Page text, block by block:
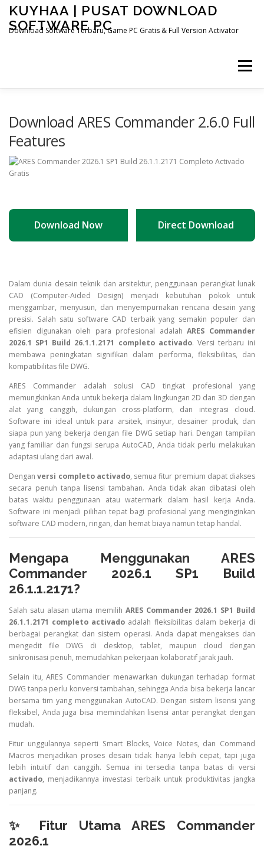
Skip
content
KUYHAA | PUSAT DOWNLOAD
SOFTWARE PC
Download Software Terbaru, Game PC Gratis & Full Version Activator
Menu
Download ARES Commander 2.6.0 Full
Features
Download Now Direct Download
Dalam dunia desain teknik dan arsitektur, penggunaan perangkat lunak
CAD (Computer-Aided Design) menjadi kebutuhan pokok untuk
menggambar, menyusun, dan menyempurnakan rencana desain yang
presisi. Salah satu software CAD terbaik yang semakin populer dan
efisien digunakan oleh para profesional adalahARES Commander
2026.1 SP1 Build 26.1.1.2171 completo activado. Versi terbaru ini
membawa peningkatan signifikan dalam performa, fleksibilitas, dan
kompatibilitas file DWG.
ARES Commander adalah solusi CAD tingkat profesional yang
memungkinkan Anda untuk bekerja dalam lingkungan 2D dan 3D dengan
alat yang canggih, dukungan cross-platform, dan integrasi cloud.
Software ini ideal untuk para arsitek, insinyur, desainer produk, dan
siapa pun yang bekerja dengan file DWG setiap hari. Dengan tampilan
yang familiar dan fungsi serupa AutoCAD, Anda tidak perlu melakukan
adaptasi ulang dari awal.
Denganversi completo activado, semua fitur premium dapat diakses
secara penuh tanpa lisensi tambahan. Anda tidak akan dibatasi oleh
batas waktu penggunaan atau watermark dalam hasil kerja Anda.
Software ini menjadi pilihan tepat bagi profesional yang menginginkan
software CAD modern, ringan, dan hemat biaya namun tetap handal.
Mengapa Menggunakan ARES
Commander 2026.1 SP1 Build
26.1.1.2171?
Salah satu alasan utama memilih ARES Commander 2026.1 SP1 Build
26.1.1.2171 completo activado adalah fleksibilitas dalam bekerja di
berbagai perangkat dan sistem operasi. Anda dapat mengakses dan
mengedit file DWG di desktop, tablet, maupun cloud dengan
sinkronisasi penuh, memudahkan pekerjaan kolaboratif jarak jauh.
Selain itu, ARES Commander menawarkan dukungan terhadap format
DWG tanpa perlu konversi tambahan, sehingga Anda bisa bekerja lancar
bersama tim yang menggunakan AutoCAD. Dengan sistem lisensi yang
fleksibel, Anda juga bisa memindahkan lisensi antar perangkat dengan
mudah.
Fitur unggulannya seperti Smart Blocks, Voice Notes, dan Command
Macros menjadikan proses desain tidak hanya lebih cepat, tapi juga
lebih intuitif dan canggih. Semua ini tersedia tanpa batas di versi
activado, menjadikannya investasi terbaik untuk produktivitas jangka
panjang.
✨ Fitur Utama ARES Commander
2026.1